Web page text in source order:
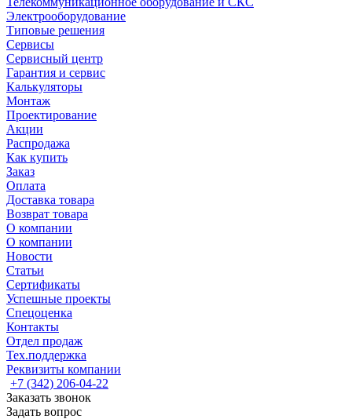
Электрооборудование
Типовые решения
Сервисы
Сервисный центр
Гарантия и сервис
Калькуляторы
Монтаж
Проектирование
Акции
Распродажа
Как купить
Заказ
Оплата
Доставка товара
Возврат товара
О компании
О компании
Новости
Статьи
Сертификаты
Успешные проекты
Спецоценка
Контакты
Отдел продаж
Тех.поддержка
Реквизиты компании
+7 (342) 206-04-22
Заказать звонок
Задать вопрос